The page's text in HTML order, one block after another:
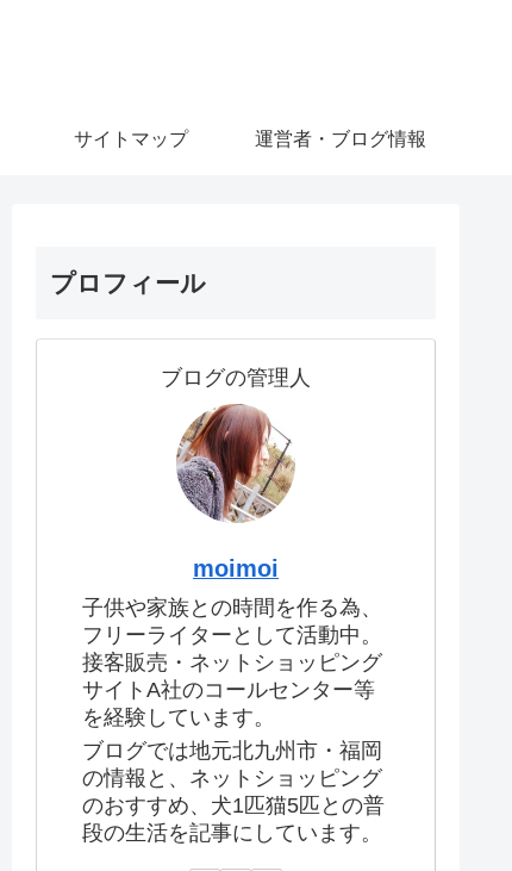
サイトマップ 運営者・ブログ情報
プロフィール
ブログの管理人
moimoi
子供や家族との時間を作る為、
フリーライターとして活動中。
接客販売・ネットショッピング
サイトA社のコールセンター等
を経験しています。
ブログでは地元北九州市・福岡
の情報と、ネットショッピング
のおすすめ、犬1匹猫5匹との普
段の生活を記事にしています。